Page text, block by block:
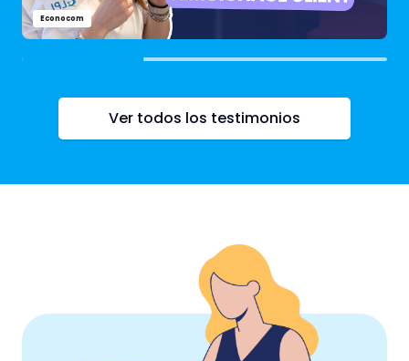
Econocom
Ver todos los testimonios